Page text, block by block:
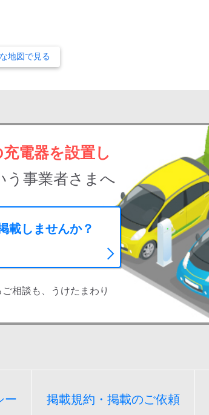
地図で見る
電器を設置し
う事業者さまへ
載しませんか？
相談も、うけたまわり
ー 掲載規約・掲載のご依頼